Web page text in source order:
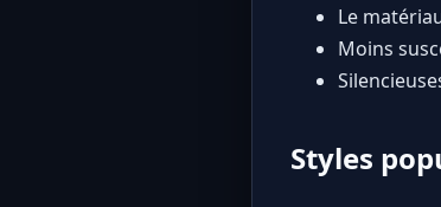
Le
Moins
Styles